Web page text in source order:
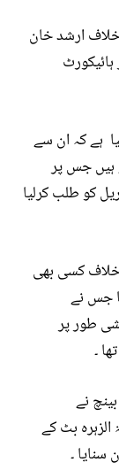
ارشد خان
ہے کہ ان سے
ہیں جس پر
متعلقہ حکام کو ریکارڈ سمیت17اپریل کو طلب کرلیا
کسی بھی
جس نے
طور پر
۔
نے
بٹ کے
۔